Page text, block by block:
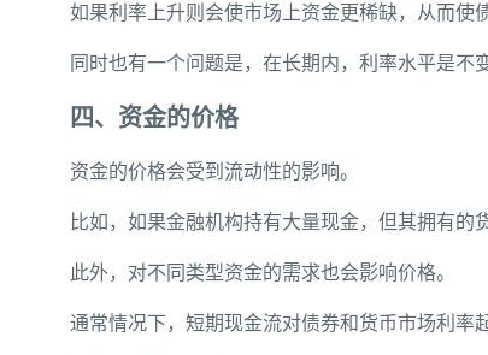
如果利率上升则会使市场上资金更稀缺，从而使
同时也有一个问题是，在长期内，利率水平是不
四、资金的价格
资金的价格会受到流动性的影响。
比如，如果金融机构持有大量现金，但其拥有的
此外，对不同类型资金的需求也会影响价格。
通常情况下，短期现金流对债券和货币市场利率